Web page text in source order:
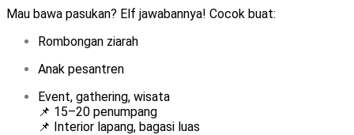
Mau bawa pasukan? Elf jawabannya! Cocok buat:
Rombongan ziarah
Anak pesantren
Event, gathering, wisata
📌 15–20 penumpang
📌 Interior lapang, bagasi luas